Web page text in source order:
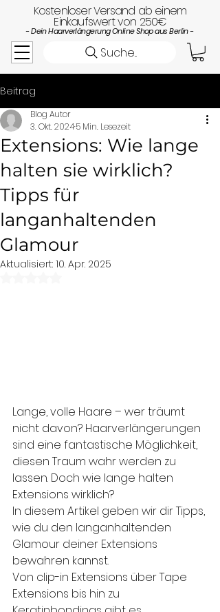
Kostenloser Versand ab einem
Einkaufswert von 250€
- Dein Haarverlängerung Online Shop aus Berlin -
Suche...
Beitrag
Extensions: Wie lange
halten sie wirklich?
Tipps für
langanhaltenden
Glamour
Blog Autor
3. Okt. 20245 Min. Lesezeit
Aktualisiert: 10. Apr. 2025
Lange, volle Haare – wer träumt
nicht davon? Haarverlängerungen
sind eine fantastische Möglichkeit,
diesen Traum wahr werden zu
lassen. Doch wie lange halten
Extensions wirklich?
In diesem Artikel geben wir dir Tipps,
wie du den langanhaltenden
Glamour deiner Extensions
bewahren kannst.
Von clip-in Extensions über Tape
Extensions bis hin zu